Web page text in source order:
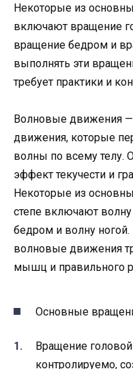
Некоторые из
включают вращение
вращение бедром и
выполнять эти
требует практики и
Волновые движения
движения, которые
волны по всему телу.
эффект текучести и
Некоторые из
степе включают
бедром и волну ногой.
волновые движения
мышц и правильного
Основные
Вращение
контролируемо,